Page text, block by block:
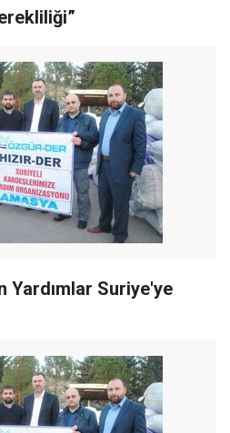
Yardımlar Suriye'ye